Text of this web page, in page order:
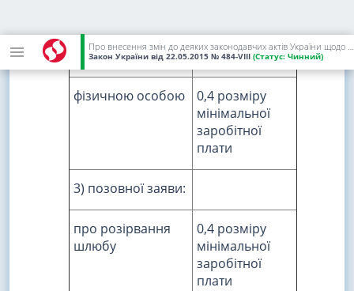
Про внесення змін до деяких законодавчих актів України щодо сплати судового збору
Закон України від 22.05.2015 № 484-VIII (Статус: Чинний)
фізичною особою
- підприємцем
заробітної
плати
фізичною особою
0,4 розміру
мінімальної
заробітної
плати
3) позовної заяви:
про розірвання
шлюбу
0,4 розміру
мінімальної
заробітної
плати